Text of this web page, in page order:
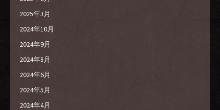
2025年3月
2024年10月
2024年9月
2024年8月
2024年6月
2024年5月
2024年4月